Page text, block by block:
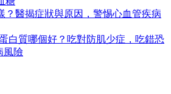
？醫揭症狀與原因，警惕心血管疾病
白質哪個好？吃對防肌少症，吃錯恐
風險